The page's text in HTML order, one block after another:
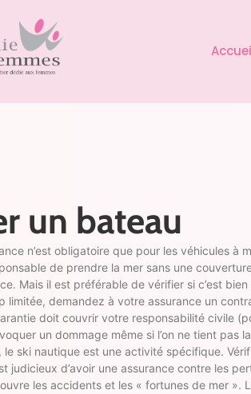
un bateau
n’est obligatoire que pour les véhicules
de prendre la mer sans une
Mais il est préférable de vérifier si c’est
limitée, demandez à votre assurance un
doit couvrir votre responsabilité civile
un dommage même si l’on ne tient
le ski nautique est une activité spécifique.
judicieux d’avoir une assurance contre les
les accidents et les « fortunes de mer